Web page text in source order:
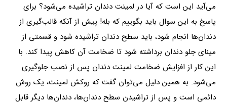
می‌آید این است که آیا در لمینت دندان تراشیده می‌شود؟ برای
پاسخ به این سوال باید بگوییم که بله! پیش از آنکه قالب‌گیری از
دندان‌ها انجام شود، باید سطح دندان تراشیده شود و قسمتی از
مینای جلو دندان برداشته شود تا ضخامت آن کاهش پیدا کند. با
این کار از افزایش ضخامت لمینت دندان پس از نصب جلوگیری
می‌شود. به همین دلیل می‌توان گفت که روکش لمینت، یک روش
دائمی است و پس از تراشیدن سطح دندان‌ها، دندان‌ها دیگر قابل